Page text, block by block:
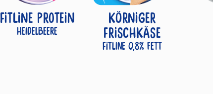
FITLINE PROTEIN
Heidelbeere
KÖRNIGER
FRISCHKÄSE
Fitline 0,8% Fett